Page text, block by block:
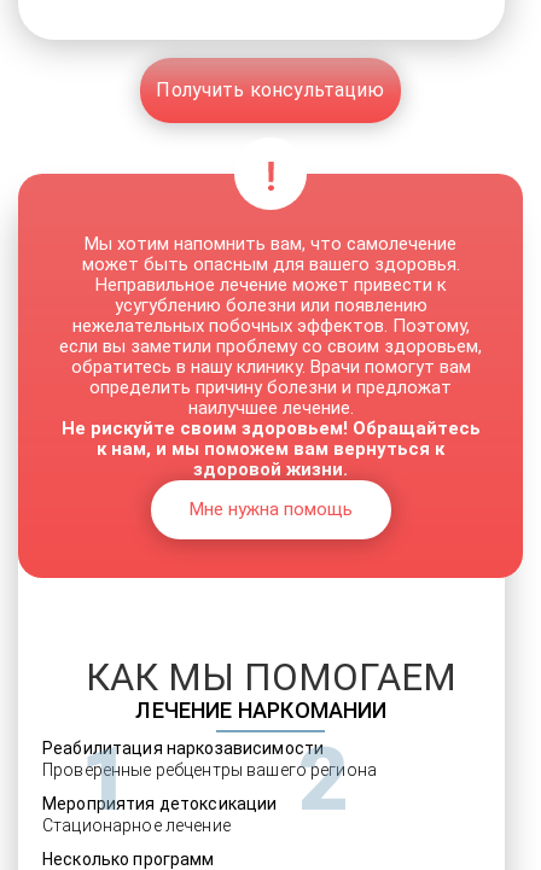
Получить консультацию
ЛЕЧЕНИЕ НАРКОМАНИИ
Реабилитация наркозависимости
Проверенные ребцентры вашего региона
Мероприятия детоксикации
Стационарное лечение
Несколько программ
Мы хотим напомнить вам, что самолечение
может быть опасным для вашего здоровья.
Неправильное лечение может привести к
усугублению болезни или появлению
нежелательных побочных эффектов. Поэтому,
если вы заметили проблему со своим здоровьем,
обратитесь в нашу клинику. Врачи помогут вам
определить причину болезни и предложат
наилучшее лечение.
Не рискуйте своим здоровьем! Обращайтесь
к нам, и мы поможем вам вернуться к
здоровой жизни.
Мне нужна помощь
КАК МЫ ПОМОГАЕМ
1 2